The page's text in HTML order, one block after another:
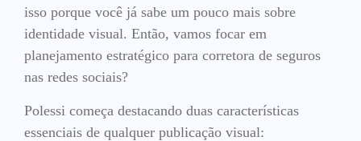
isso porque você já sabe um pouco mais sobre
identidade visual. Então, vamos focar em
planejamento estratégico para corretora de seguros
nas redes sociais?
Polessi começa destacando duas características
essenciais de qualquer publicação visual: